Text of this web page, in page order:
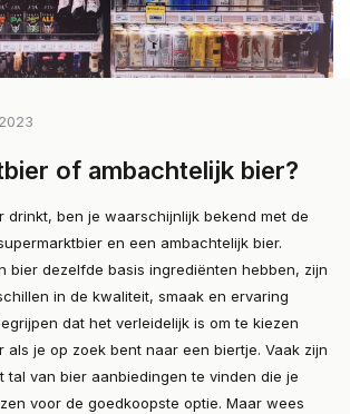
of ambachtelijk bier?
drinkt, ben je waarschijnlijk bekend met de
en een ambachtelijk bier.
bier dezelfde basis ingrediënten hebben, zijn
in de kwaliteit, smaak en ervaring
dat het verleidelijk is om te kiezen
als je op zoek bent naar een biertje. Vaak zijn
tal van bier aanbiedingen te vinden die je
voor de goedkoopste optie. Maar wees